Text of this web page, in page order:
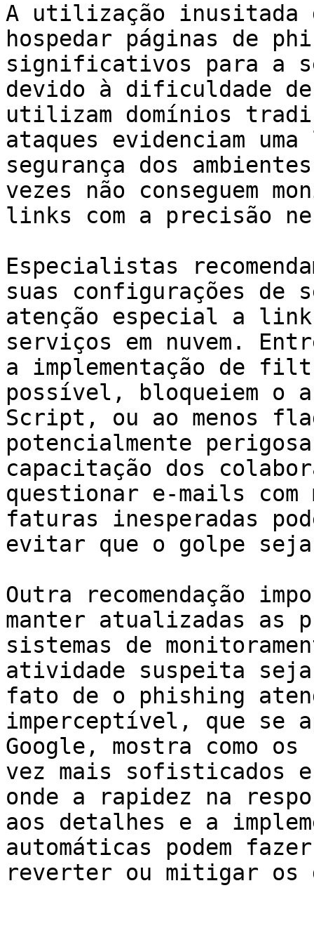
A utilização inusitada
hospedar páginas de
significativos para a
devido à dificuldade de
utilizam domínios
ataques evidenciam
segurança dos
vezes não conseguem
links com a precisão
Especialistas
suas configurações de
atenção especial a
serviços em nuvem.
a implementação de
possível, bloqueiem o
Script, ou ao menos
potencialmente
capacitação dos
questionar e-mails com
faturas inesperadas
evitar que o golpe seja
Outra recomendação
manter atualizadas as
sistemas de
atividade suspeita seja
fato de o phishing
imperceptível, que se
Google, mostra como
vez mais sofisticados e
onde a rapidez na
aos detalhes e a
automáticas podem
reverter ou mitigar os